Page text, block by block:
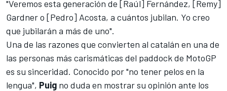
"Veremos esta generación de [Raúl] Fernández, [Remy]
Gardner o [Pedro] Acosta, a cuántos jubilan. Yo creo
que jubilarán a más de uno".
Una de las razones que convierten al catalán en una de
las personas más carismáticas del paddock de MotoGP
es su sinceridad. Conocido por "no tener pelos en la
lengua", Puig no duda en mostrar su opinión ante los